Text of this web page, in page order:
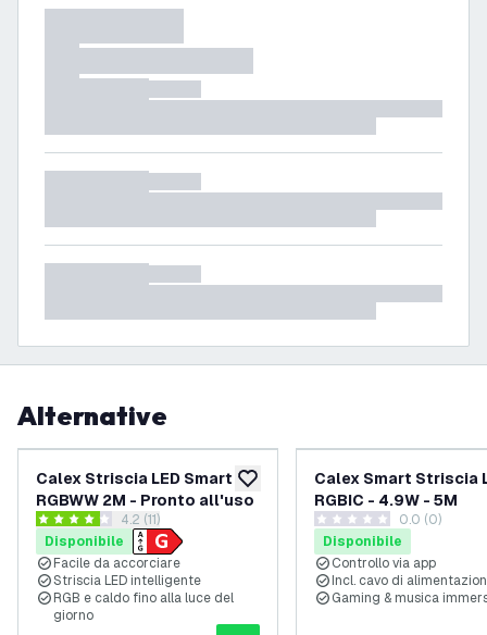
Alternative
aggiungi alla lista desideri
Calex Striscia LED Smart
RGBWW 2M - Pronto all'uso
apri il cassetto delle recensioni
4.2 stelle di valutazione
4.2 (11)
Disponibile
Facile da accorciare
Striscia LED intelligente
RGB e caldo fino alla luce del
giorno
Calex Smart Striscia
RGBIC - 4.9W - 5M
0 stelle di valutazione
0.0 (0)
Disponibile
Controllo via app
Incl. cavo di
Gaming & musica